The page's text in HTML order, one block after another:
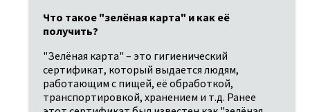
Что такое "зелёная карта" и как её
получить?
"Зелёная карта" – это гигиенический
сертификат, который выдается людям,
работающим с пищей, её обработкой,
транспортировкой, хранением и т.д. Ранее